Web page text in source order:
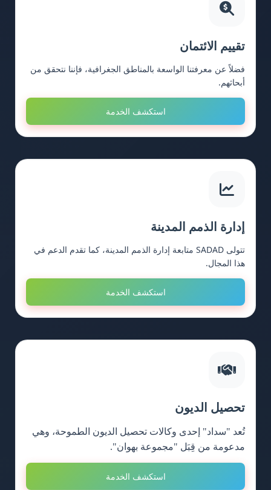
تقييم الائتمان
فضلاً عن معرفتنا الواسعة بالمناطق الجغرافية، فإننا نتحقق من
أبحاثهم.
استكشف الخدمة
إدارة الذمم المدينة
تتولى SADAD متابعة إدارة الذمم المدينة، كما تقدم الدعم في
هذا المجال.
استكشف الخدمة
تحصيل الديون
تُعد "سداد" إحدى وكالات تحصيل الديون الطموحة، وهي
مدعومة من قِبَل "مجموعة بهوان".
استكشف الخدمة